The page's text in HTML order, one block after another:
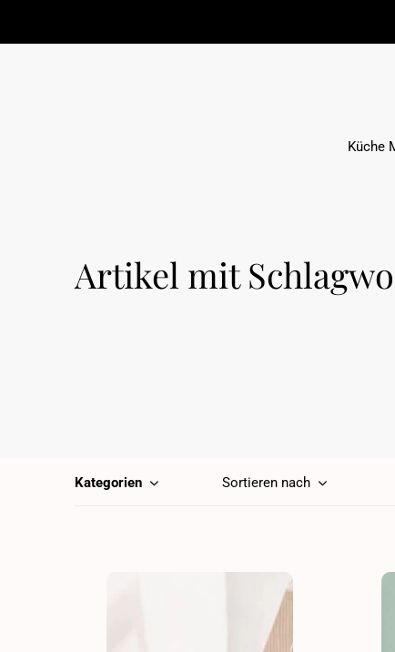
Küche
Artikel mit
Kategorien Sortieren nach